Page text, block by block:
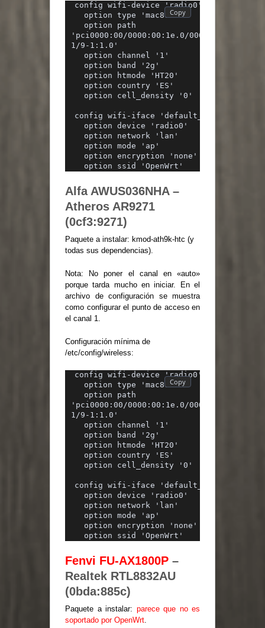
config wifi-device 'radio0'
  option type 'mac80211'
  option path
'pci0000:00/0000:00:1e.0/0000:05:02.0/
1/9-1:1.0'
  option channel '1'
  option band '2g'
  option htmode 'HT20'
  option country 'ES'
  option cell_density '0'
config wifi-iface 'default_radio0'
  option device 'radio0'
  option network 'lan'
  option mode 'ap'
  option encryption 'none'
  option ssid 'OpenWrt'
Alfa AWUS036NHA –
Atheros AR9271
(0cf3:9271)
Paquete a instalar: kmod-ath9k-htc (y
todas sus dependencias).
Nota: No poner el canal en «auto»
porque tarda mucho en iniciar. En el
archivo de configuración se muestra
como configurar el punto de acceso en
el canal 1.
Configuración mínima de
/etc/config/wireless:
config wifi-device 'radio0'
  option type 'mac80211'
  option path
'pci0000:00/0000:00:1e.0/0000:05:02.0/
1/9-1:1.0'
  option channel '1'
  option band '2g'
  option htmode 'HT20'
  option country 'ES'
  option cell_density '0'
config wifi-iface 'default_radio0'
  option device 'radio0'
  option network 'lan'
  option mode 'ap'
  option encryption 'none'
  option ssid 'OpenWrt'
Fenvi FU-AX1800P –
Realtek RTL8832AU
(0bda:885c)
Paquete a instalar: parece que no es
soportado por OpenWrt.